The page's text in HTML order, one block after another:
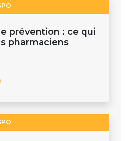
prévention : ce qui
pharmaciens